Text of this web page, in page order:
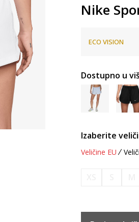
Nike
ECO VISION
Dostupno u
Izaberite
Veličine EU